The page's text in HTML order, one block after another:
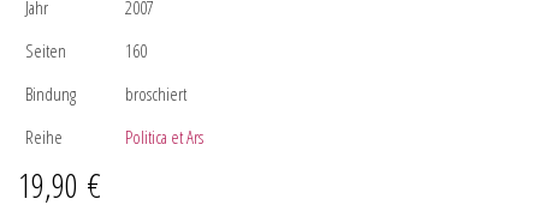
Jahr
2007
Seiten
160
Bindung
broschiert
Reihe
Politica et Ars
19,90 €